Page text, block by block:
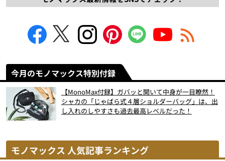
今月のモノマックス特別付録
【MonoMax付録】ガバッと開いて中身が一目瞭然！
シャカの「じゃばら式４層ショルダーバッグ」は、出
し入れのしやすさも過去最高レベルだった！
モノマックス 人気記事ランキング